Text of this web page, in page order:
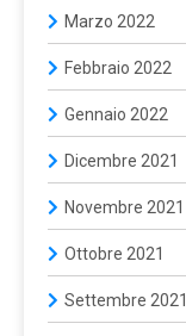
Marzo 2022
Febbraio 2022
Gennaio 2022
Dicembre 2021
Novembre 2021
Ottobre 2021
Settembre 2021